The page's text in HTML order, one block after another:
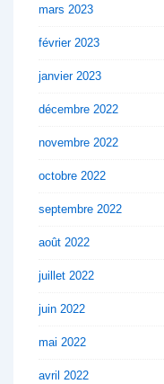
mars 2023
février 2023
janvier 2023
décembre 2022
novembre 2022
octobre 2022
septembre 2022
août 2022
juillet 2022
juin 2022
mai 2022
avril 2022